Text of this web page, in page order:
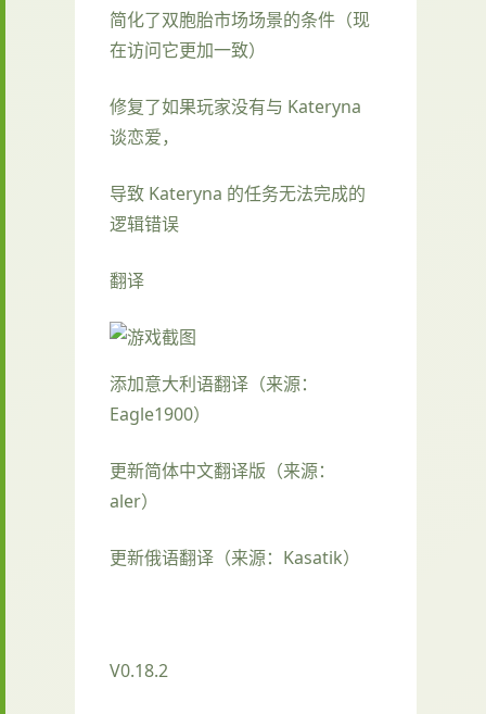
简化了双胞胎市场场景的条件（现
在访问它更加一致）
修复了如果玩家没有与 Kateryna
谈恋爱，
导致 Kateryna 的任务无法完成的
逻辑错误
翻译
添加意大利语翻译（来源：
Eagle1900）
更新简体中文翻译版（来源：
aler）
更新俄语翻译（来源：Kasatik）
V0.18.2